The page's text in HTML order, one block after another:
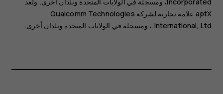
aptX علامة تجارية لشركة Qualcomm Technologies
International, Ltd.‏، ومسجلة في الولايات المتحدة وبلدان أخرى.